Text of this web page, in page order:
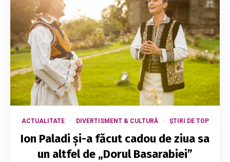
ACTUALITATE DIVERTISMENT & CULTURĂ ȘTIRI DE TOP
Ion Paladi și-a făcut cadou de ziua sa
un altfel de „Dorul Basarabiei”